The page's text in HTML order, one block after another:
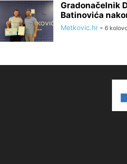
Gradonačelnik
Batinovića
Metkovic.hr - 6